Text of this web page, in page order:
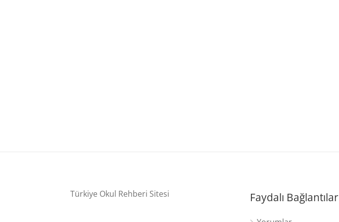
Türkiye Okul Rehberi Sitesi Faydalı Bağlantılar